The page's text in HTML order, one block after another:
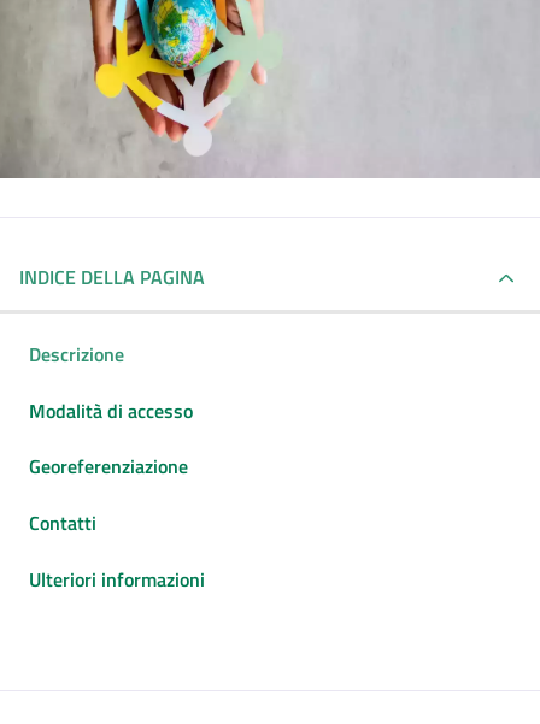
INDICE DELLA PAGINA
Descrizione
Modalità di accesso
Georeferenziazione
Contatti
Ulteriori informazioni